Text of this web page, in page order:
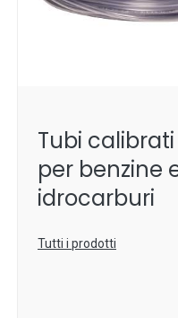
Tubi calibrati
per benzine
idrocarburi
Tutti i prodotti